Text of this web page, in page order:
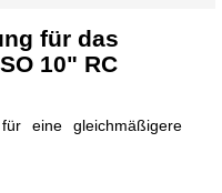
für das
10" RC
eine gleichmäßigere